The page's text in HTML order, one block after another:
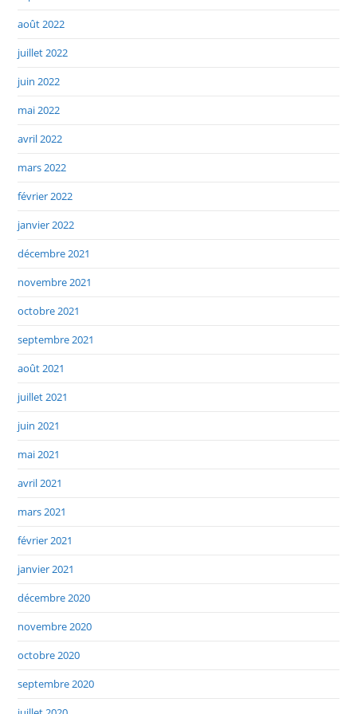
août 2022
juillet 2022
juin 2022
mai 2022
avril 2022
mars 2022
février 2022
janvier 2022
décembre 2021
novembre 2021
octobre 2021
septembre 2021
août 2021
juillet 2021
juin 2021
mai 2021
avril 2021
mars 2021
février 2021
janvier 2021
décembre 2020
novembre 2020
octobre 2020
septembre 2020